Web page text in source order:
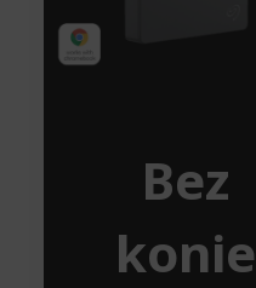
Bez
konie